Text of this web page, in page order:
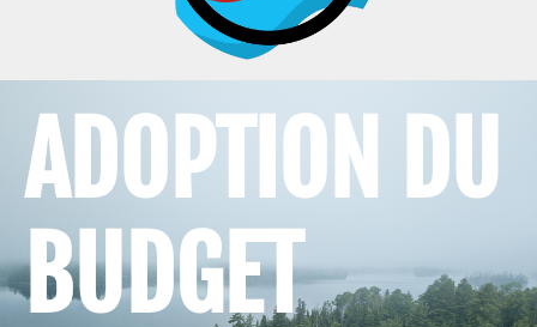
ADOPTION DU
BUDGET